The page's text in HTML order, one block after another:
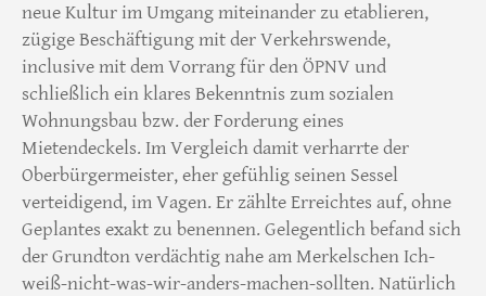
neue Kultur im Umgang miteinander zu etablieren,
zügige Beschäftigung mit der Verkehrswende,
inclusive mit dem Vorrang für den ÖPNV und
schließlich ein klares Bekenntnis zum sozialen
Wohnungsbau bzw. der Forderung eines
Mietendeckels. Im Vergleich damit verharrte der
Oberbürgermeister, eher gefühlig seinen Sessel
verteidigend, im Vagen. Er zählte Erreichtes auf, ohne
Geplantes exakt zu benennen. Gelegentlich befand sich
der Grundton verdächtig nahe am Merkelschen Ich-
weiß-nicht-was-wir-anders-machen-sollten. Natürlich